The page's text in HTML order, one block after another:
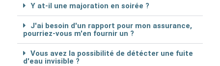
Y at-il une majoration en soirée ?
J'ai besoin d'un rapport pour mon assurance,
pourriez-vous m'en fournir un ?
Vous avez la possibilité de détécter une fuite
d'eau invisible ?